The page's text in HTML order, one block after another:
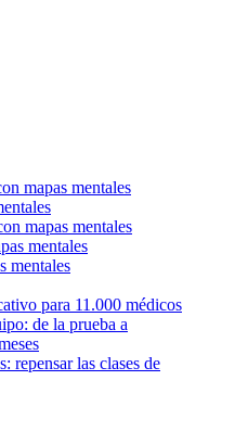
mapas mentales
mapas mentales
mentales
mentales
para 11.000 médicos
de la prueba a
repensar las clases de